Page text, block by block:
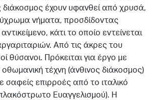
διάκοσμος έχουν υφανθεί από χρυσά,
νήματα, προσδίδοντας
κάτι το οποίο εντείνεται
Από τις άκρες του
θύσανοι. Πρόκειται για έργο με
τέχνη (άνθινος διάκοσμος)
σαφείς επιρροές από το ιταλικό
Ευαγγελισμού). Η